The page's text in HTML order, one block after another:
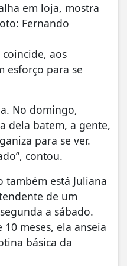
em loja, mostra
Fernando
aos
esforço para se
No domingo,
dela batem, a gente,
para se ver.
contou.
está Juliana
de um
a sábado.
meses, ela anseia
básica da